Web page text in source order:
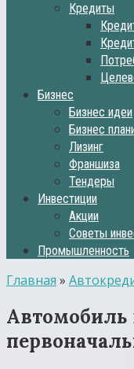
Кредиты
Бизнес
Бизнес идеи
Бизнес
Лизинг
Франшиза
Тендеры
Инвестиции
Акции
Советы
Промышленность
Главная »
Автомобиль